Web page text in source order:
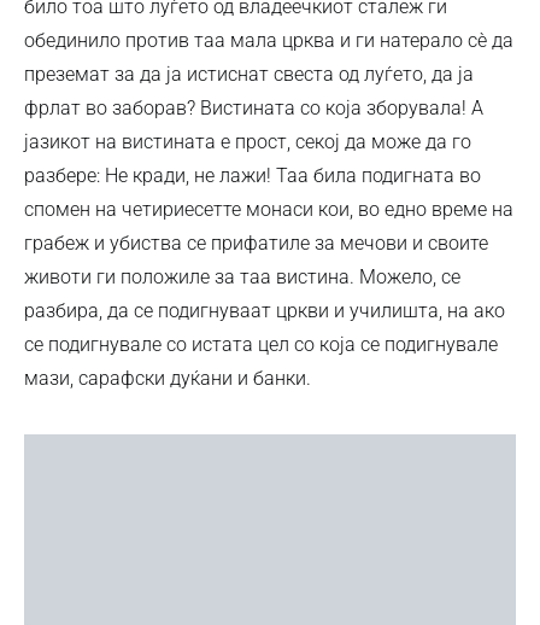
било тоа што луѓето од владеечкиот сталеж ги
обединило против таа мала црква и ги натерало сè да
преземат за да ја истиснат свеста од луѓето, да ја
фрлат во заборав? Вистината со која зборувала! А
јазикот на вистината е прост, секој да може да го
разбере: Не кради, не лажи! Таа била подигната во
спомен на четириесетте монаси кои, во едно време на
грабеж и убиства се прифатиле за мечови и своите
животи ги положиле за таа вистина. Можело, се
разбира, да се подигнуваат цркви и училишта, на ако
се подигнувале со истата цел со која се подигнувале
мази, сарафски дуќани и банки.